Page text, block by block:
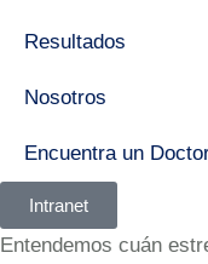
Resultados
Nosotros
Encuentra un
Intranet
Entendemos cuán